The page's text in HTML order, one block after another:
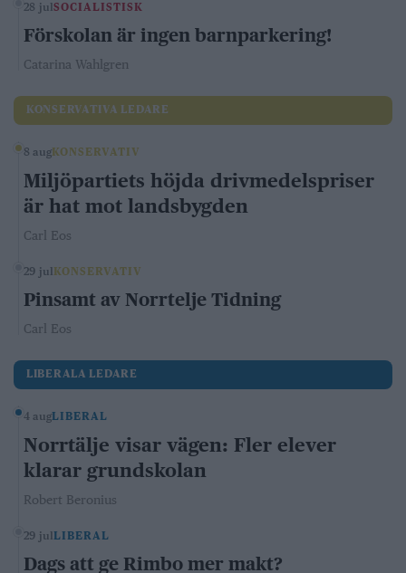
28 julSOCIALISTISK
Förskolan är ingen barnparkering!
Catarina Wahlgren
KONSERVATIVA LEDARE
8 augKONSERVATIV
Miljöpartiets höjda drivmedelspriser
är hat mot landsbygden
Carl Eos
29 julKONSERVATIV
Pinsamt av Norrtelje Tidning
Carl Eos
LIBERALA LEDARE
4 augLIBERAL
Norrtälje visar vägen: Fler elever
klarar grundskolan
Robert Beronius
29 julLIBERAL
Dags att ge Rimbo mer makt?